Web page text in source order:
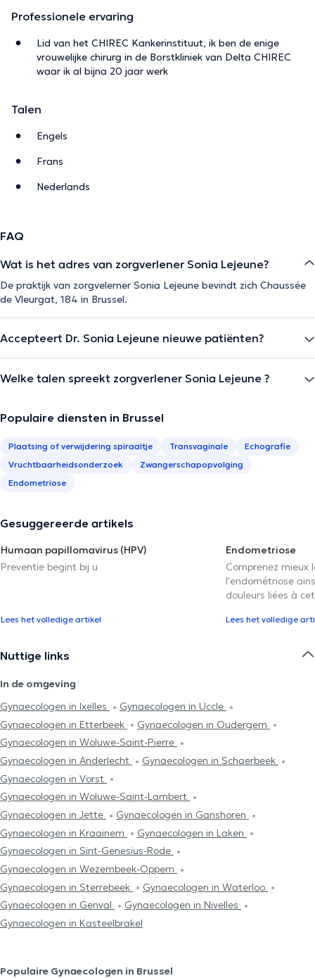
Professionele ervaring
Lid van het CHIREC Kankerinstituut, ik ben de enige
vrouwelijke chirurg in de Borstkliniek van Delta CHIREC
waar ik al bijna 20 jaar werk
Talen
Engels
Frans
Nederlands
FAQ
Wat is het adres van zorgverlener Sonia Lejeune?
De praktijk van zorgvelerner Sonia Lejeune bevindt zich Chaussée
de Vleurgat, 184 in Brussel.
Accepteert Dr. Sonia Lejeune nieuwe patiënten?
Welke talen spreekt zorgverlener Sonia Lejeune ?
Populaire diensten in Brussel
Plaatsing of verwijdering spiraaltje Transvaginale
Echografie
Vruchtbaarheidsonderzoek
Zwangerschapopvolging
Endometriose
Gesuggereerde artikels
Humaan papillomavirus (HPV)
Preventie begint bij u
Lees het volledige artikel
Endometriose
Comprenez mieux
l'endométriose
douleurs liées à
Lees het volledige
Nuttige links
In de omgeving
Gynaecologen in Ixelles
Gynaecologen in Uccle
Gynaecologen in Etterbeek
Gynaecologen in Oudergem
Gynaecologen in Woluwe-Saint-Pierre
Gynaecologen in Anderlecht
Gynaecologen in Schaerbeek
Gynaecologen in Vorst
Gynaecologen in Woluwe-Saint-Lambert
Gynaecologen in Jette
Gynaecologen in Ganshoren
Gynaecologen in Kraainem
Gynaecologen in Laken
Gynaecologen in Sint-Genesius-Rode
Gynaecologen in Wezembeek-Oppem
Gynaecologen in Sterrebeek
Gynaecologen in Waterloo
Gynaecologen in Genval
Gynaecologen in Nivelles
Gynaecologen in Kasteelbrakel
Populaire Gynaecologen in Brussel